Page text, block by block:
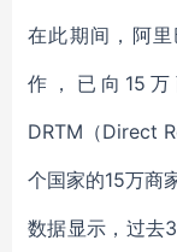
在此期间，阿
作，已向15
DRTM（Direct
个国家的15万商
数据显示，过去